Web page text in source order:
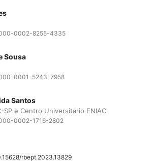
0002-8255-4335
Sousa
0001-5243-7958
Santos
SP e Centro Universitário ENIAC
0002-1716-2802
rbept.2023.13829